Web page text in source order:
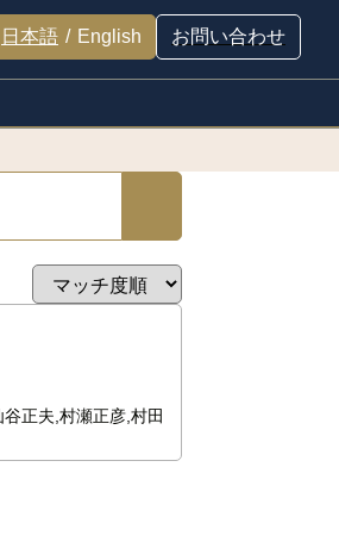
日本語 / English お問い合わせ
正夫,村瀬正彦,村田